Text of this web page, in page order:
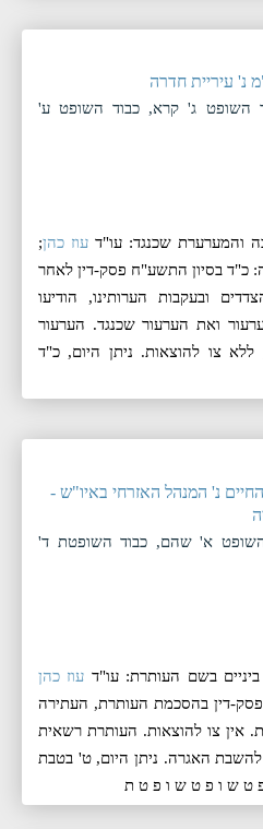
השופט ג' קרא, כבוד השופט ע'
והמערערת שכנגד: עו"דעוז כהן;
כ"ד בסיון התשע"ח פסק-דין לאחר
ובעקבות הערותינו, הודיעו
ואת הערעור שכנגד. הערעור
ללא צו להוצאות. ניתן היום, ‏כ"ד
נפש החיים נ' המנהל האזרחי באיו"ש -
השופט א' שהם, כבוד השופטת ד'
בשם העותרת: עו"ד עוז כהן
דין בהסכמת העותרת, העתירה
אין צו להוצאות. העותרת רשאית
האגרה. ניתן היום, ‏ט' בטבת